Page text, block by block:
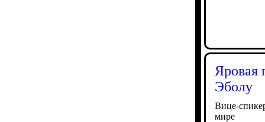
Яровая
Эболу
Вице-
мире